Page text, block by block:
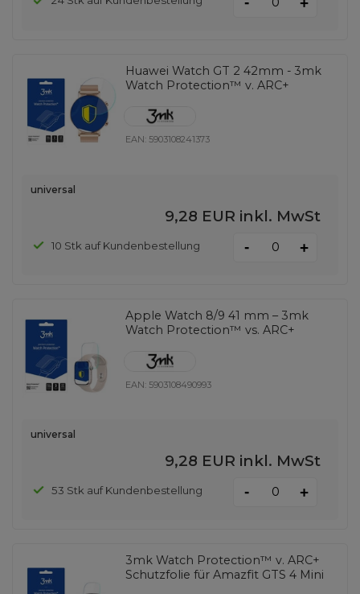
Huawei Watch GT 2 42mm - 3mk
Watch Protection™ v. ARC+
EAN: 5903108241373
universal
9,28 EUR inkl. MwSt
10 Stk auf Kundenbestellung - +
Apple Watch 8/9 41 mm – 3mk
Watch Protection™ vs. ARC+
EAN: 5903108490993
universal
9,28 EUR inkl. MwSt
53 Stk auf Kundenbestellung - +
3mk Watch Protection™ v. ARC+
Schutzfolie für Amazfit GTS 4 Mini